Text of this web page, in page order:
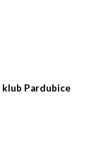
klub Pardubice